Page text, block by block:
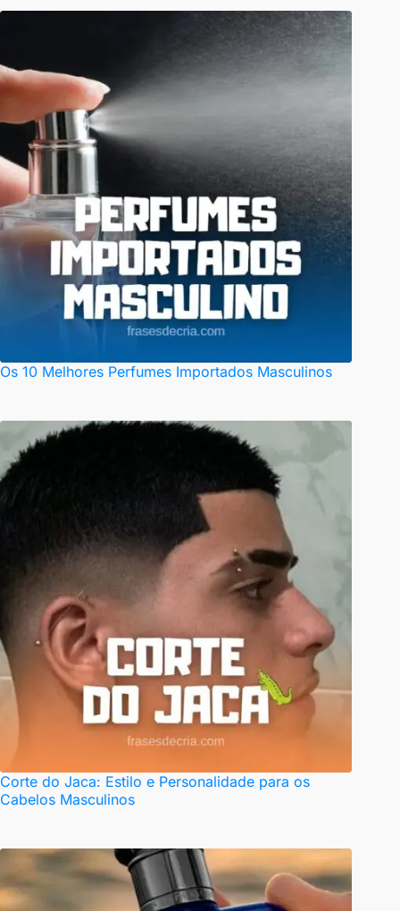
Os 10 Melhores Perfumes Importados Masculinos
Corte do Jaca: Estilo e Personalidade para os
Cabelos Masculinos